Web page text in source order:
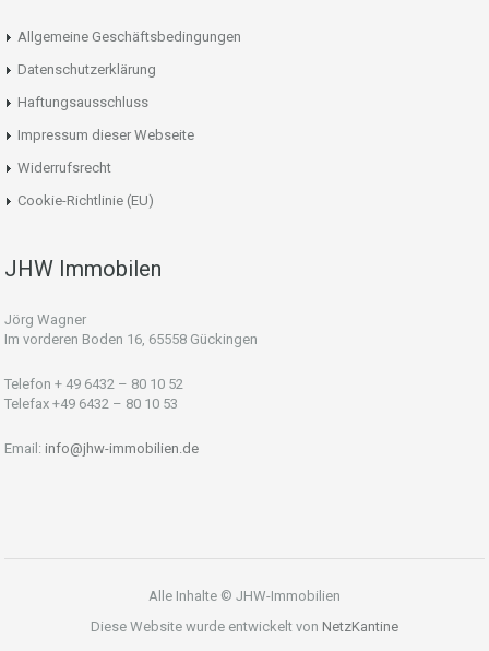
Allgemeine Geschäftsbedingungen
Datenschutzerklärung
Haftungsausschluss
Impressum dieser Webseite
Widerrufsrecht
Cookie-Richtlinie (EU)
JHW Immobilen
Jörg Wagner
Im vorderen Boden 16, 65558 Gückingen
Telefon + 49 6432 – 80 10 52
Telefax +49 6432 – 80 10 53
Email: info@jhw-immobilien.de
Alle Inhalte © JHW-Immobilien
Diese Website wurde entwickelt von NetzKantine